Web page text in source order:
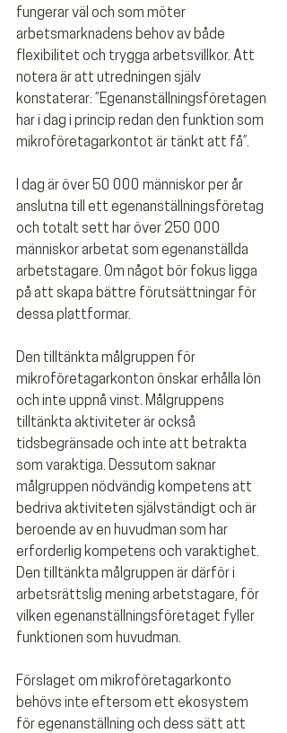
fungerar väl och som möter
arbetsmarknadens behov av både
flexibilitet och trygga arbetsvillkor. Att
notera är att utredningen själv
konstaterar: ”Egenanställningsföretagen
har i dag i princip redan den funktion som
mikroföretagarkontot är tänkt att få”.
I dag är över 50 000 människor per år
anslutna till ett egenanställningsföretag
och totalt sett har över 250 000
människor arbetat som egenanställda
arbetstagare. Om något bör fokus ligga
på att skapa bättre förutsättningar för
dessa plattformar.
Den tilltänkta målgruppen för
mikroföretagarkonton önskar erhålla lön
och inte uppnå vinst. Målgruppens
tilltänkta aktiviteter är också
tidsbegränsade och inte att betrakta
som varaktiga. Dessutom saknar
målgruppen nödvändig kompetens att
bedriva aktiviteten självständigt och är
beroende av en huvudman som har
erforderlig kompetens och varaktighet.
Den tilltänkta målgruppen är därför i
arbetsrättslig mening arbetstagare, för
vilken egenanställningsföretaget fyller
funktionen som huvudman.
Förslaget om mikroföretagarkonto
behövs inte eftersom ett ekosystem
för egenanställning och dess sätt att